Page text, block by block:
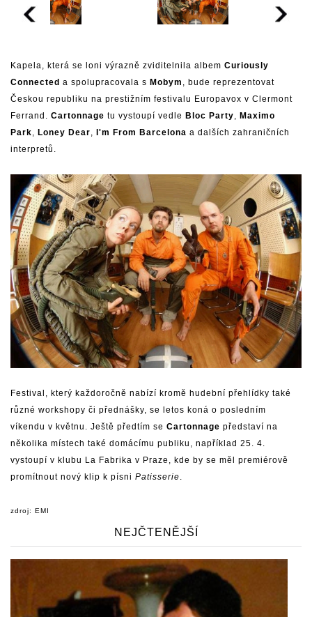
Kapela, která se loni výrazně zviditelnila albem Curiously
Connected a spolupracovala s Mobym , bude reprezentovat
Českou republiku na prestižním festivalu Europavox v Clermont
Ferrand. Cartonnage tu vystoupí vedle Bloc Party, Maximo
Park, Loney Dear, I'm From Barcelona a dalších zahraničních
interpretů.
Festival, který každoročně nabízí kromě hudební přehlídky také
různé workshopy či přednášky, se letos koná o posledním
víkendu v květnu. Ještě předtím se Cartonnage představí na
několika místech také domácímu publiku, například 25. 4.
vystoupí v klubu La Fabrika v Praze, kde by se měl premiérově
promítnout nový klip k písni Patisserie
zdroj: EMI
NEJČTENĚJŠÍ